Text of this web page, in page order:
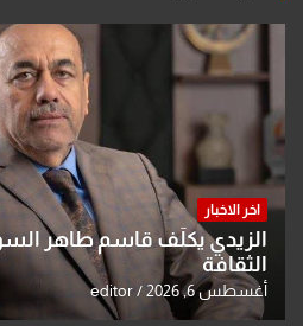
اخر الاخبار
الزيدي يكلّف قاسم طاهر
الثقافة
أغسطس 6, 2026 editor